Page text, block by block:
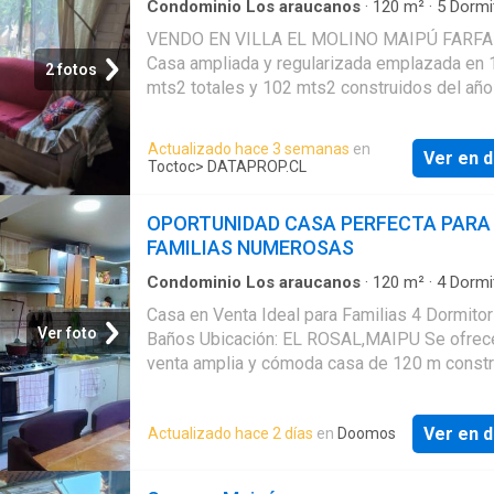
día.Con un terreno de 122 m2
2 fotos
Condominio Los araucanos · 120 m² · 5
VENDO EN VILLA EL MOLINO MAIPÚ
Casa ampliada y regularizada emplazada en
mts2 totales y 102 mts2 construidos del
comedor Cocina semi cerrada Antejardín con
para 3 estacionamientos. Patio trasero con
departamento de interior con 2 dormitorios y
plusvalía y conectividad cercana a colegios
center Lider la Farfana strip center Santa
Farfana Boston College Mall Arauco Maipu
Indisa Inacap Estación intermodal del Sol
la Farfana entre otros. Comunícate con el
través del número: +569 84408786
Actualizado hace 3 semanas en
Toctoc> DATAPROP.CL Ver en
Ver foto
OPORTUNIDAD CASA PERFECTA PARA
FAMILIAS NUMEROSAS
Condominio Los araucanos · 120 m² · 4
Casa en Venta Ideal para Familias 4
Baños Ubicación: EL ROSAL,MAIPU Se
venta amplia y cómoda casa de 120 m
espacios generosos y funcionales, ideales
bienestar de toda la familia. Distribución: 4
dormitorios bien iluminados 3 baños
Actualizado hace 2 días en Doomos Ver en